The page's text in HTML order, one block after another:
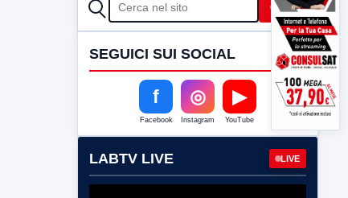
Cerca
SEGUICI SUI SOCIAL
f
Facebook
◎
Instagram
▶
YouTube
LABTV LIVE LIVE